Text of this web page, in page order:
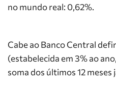
no mundo real: 0,62%.
Cabe ao Banco Central
(estabelecida em 3% ao
soma dos últimos 12 meses